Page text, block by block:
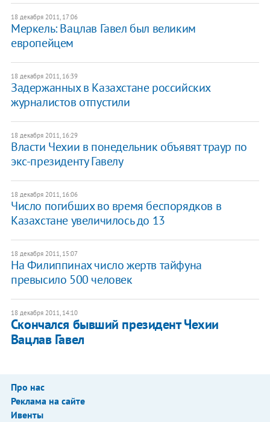
18 декабря 2011, 17:06
​Меркель: Вацлав Гавел был великим
европейцем
18 декабря 2011, 16:39
Задержанных в Казахстане российских
журналистов отпустили
18 декабря 2011, 16:29
Власти Чехии в понедельник объявят траур по
экс-президенту Гавелу
18 декабря 2011, 16:06
Число погибших во время беспорядков в
Казахстане увеличилось до 13
18 декабря 2011, 15:07
​На Филиппинах число жертв тайфуна
превысило 500 человек
18 декабря 2011, 14:10
Скончался бывший президент Чехии
Вацлав Гавел
Про нас
Реклама на сайте
Ивенты